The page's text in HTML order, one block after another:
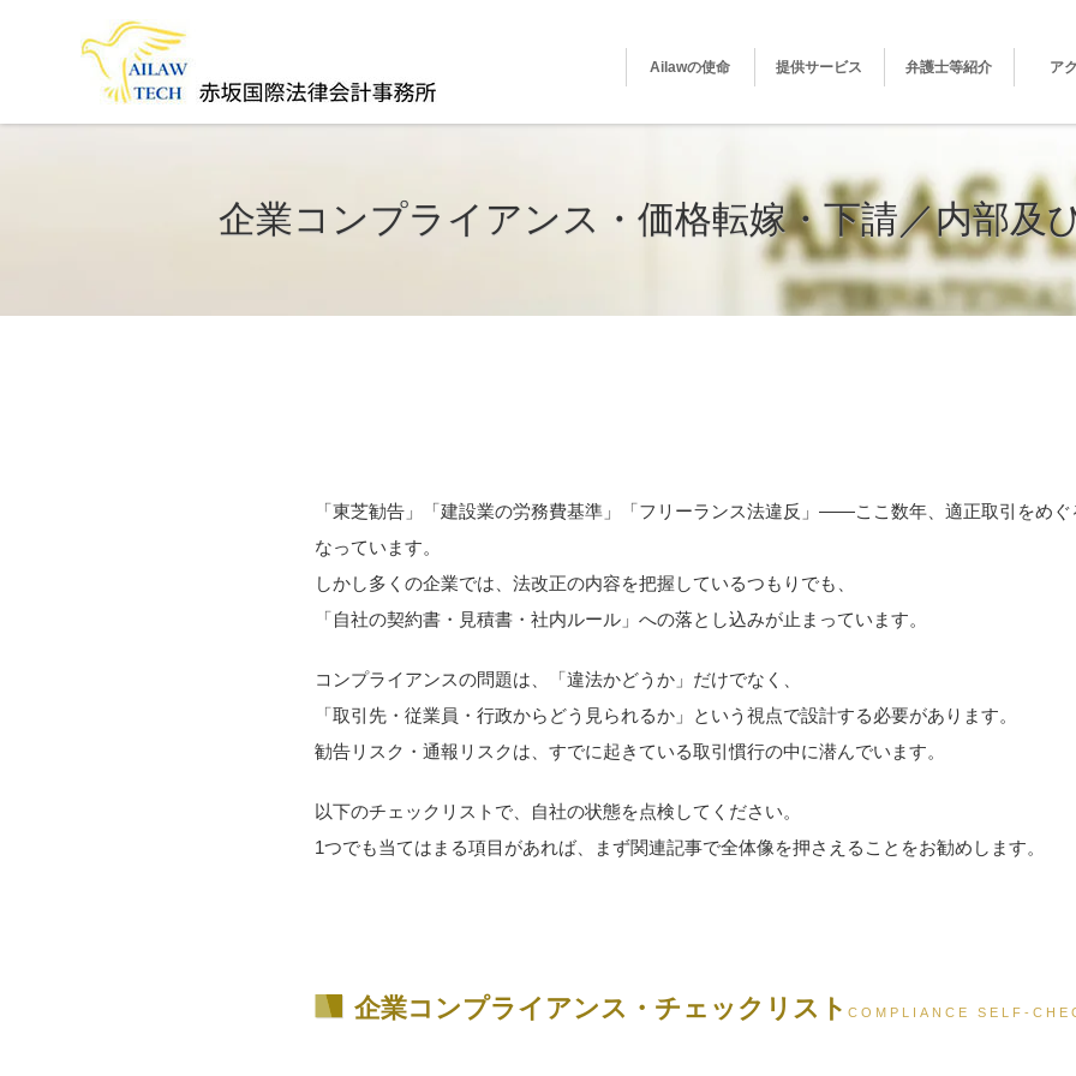
Ailawの使命 提供サービス 弁護士等紹介 ア
企業コンプライアンス・価格転嫁・下請／内部及
「東芝勧告」「建設業の労務費基準」「フリーランス法違反」——ここ数年、適正取引をめ
なっています。
しかし多くの企業では、法改正の内容を把握しているつもりでも、
「自社の契約書・見積書・社内ルール」への落とし込みが止まっています。
コンプライアンスの問題は、「違法かどうか」だけでなく、
「取引先・従業員・行政からどう見られるか」という視点で設計する必要があります。
勧告リスク・通報リスクは、すでに起きている取引慣行の中に潜んでいます。
以下のチェックリストで、自社の状態を点検してください。
1つでも当てはまる項目があれば、まず関連記事で全体像を押さえることをお勧めします。
企業コンプライアンス・チェックリスト COMPLIANCE SELF-